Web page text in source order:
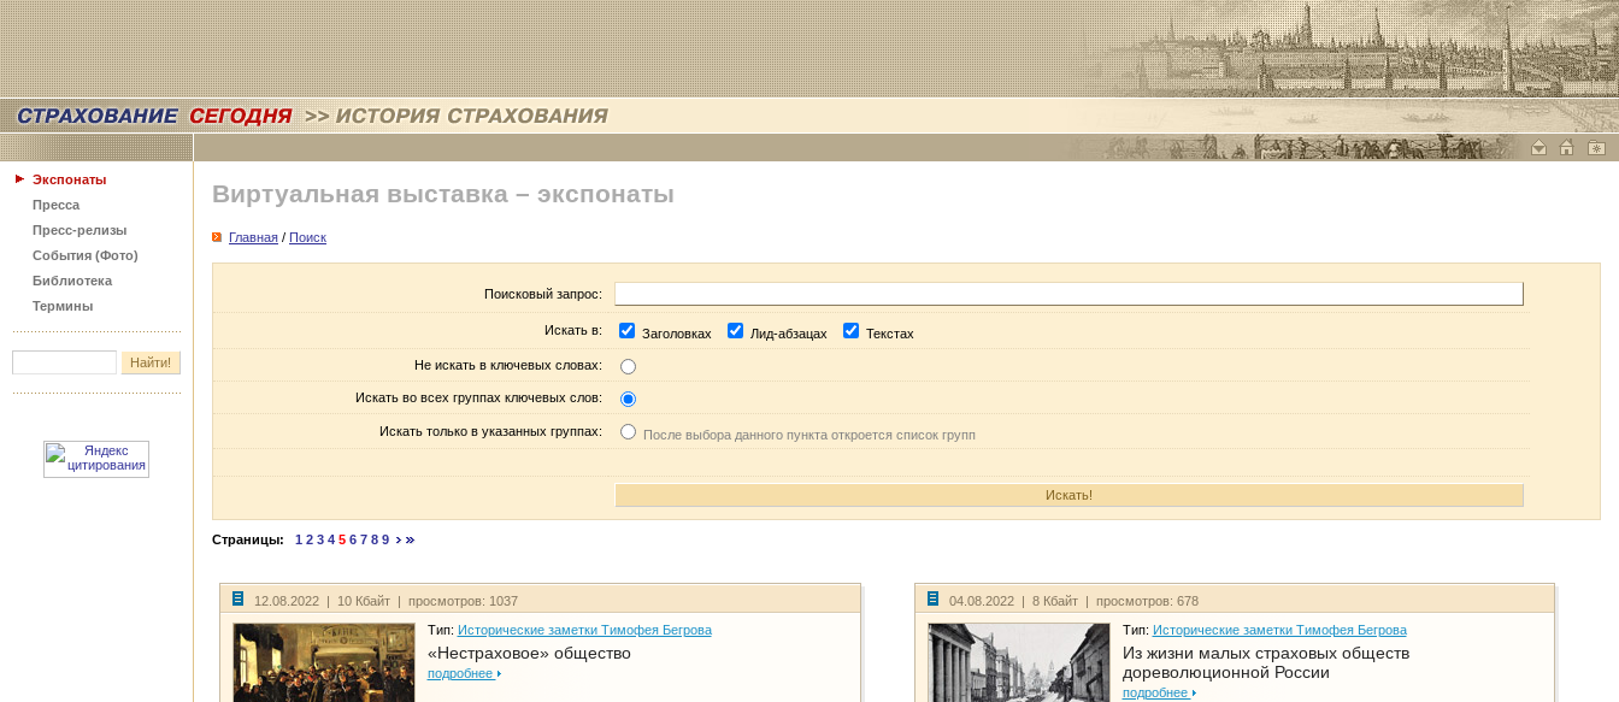
Экспонаты
Пресса
Пресс-релизы
События (Фото)
Библиотека
Термины
Виртуальная выставка – экспонаты
Главная / Поиск
Поисковый запрос:
Искать в: Заголовках Лид-абзацах Текстах
Не искать в ключевых словах:
Искать во всех группах ключевых слов:
Искать только в указанных группах: После выбора данного пункта откроется список групп
Страницы: 1 2 3 4 5 6 7 8 9
12.08.2022 | 10 Кбайт | просмотров: 1037
Тип: Исторические заметки Тимофея Бегрова
«Нестраховое» общество
подробнее
04.08.2022 | 8 Кбайт | просмотров: 678
Тип: Исторические заметки Тимофея Бегрова
Из жизни малых страховых обществ
дореволюционной России
подробнее